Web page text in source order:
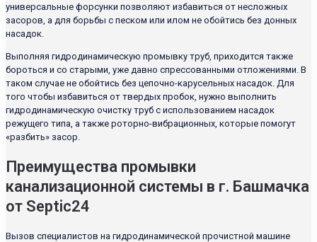
универсальные форсунки позволяют избавиться от несложных
засоров, а для борьбы с песком или илом не обойтись без донных
насадок.
Выполняя гидродинамическую промывку труб, приходится также
бороться и со старыми, уже давно спрессованными отложениями. В
таком случае не обойтись без цепочно-карусельных насадок. Для
того чтобы избавиться от твердых пробок, нужно выполнить
гидродинамическую очистку труб с использованием насадок
режущего типа, а также роторно-вибрационных, которые помогут
«разбить» засор.
Преимущества промывки
канализационной системы в г. Башмачка
от Septic24
Вызов специалистов на гидродинамической прочистной машине